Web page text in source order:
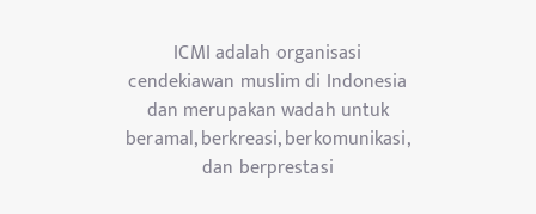
ICMI adalah organisasi
cendekiawan muslim di Indonesia
dan merupakan wadah untuk
beramal, berkreasi, berkomunikasi,
dan berprestasi